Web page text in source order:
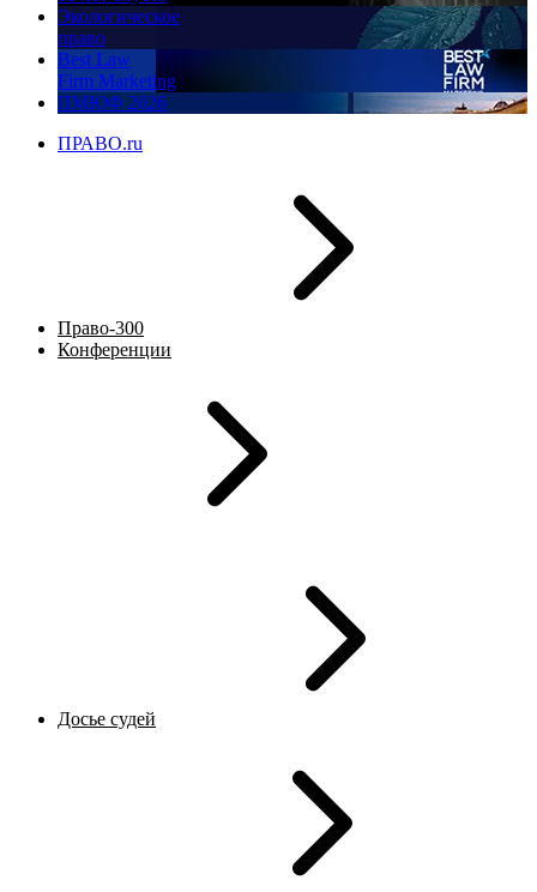
Экологическое
право
Best Law
Firm Marketing
ПМЮФ 2026
ПРАВО.ru
Право-300
Конференции
Досье судей